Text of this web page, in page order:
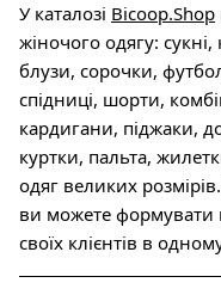
У каталозі Bicoop.Shop
жіночого одягу:
блузи, сорочки,
спідниці, шорти,
кардигани, піджаки,
куртки, пальта,
одяг великих
ви можете формувати
своїх клієнтів в